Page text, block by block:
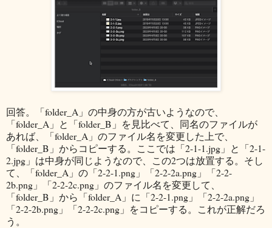
回答。「folder_A」の中身の方が古いようなので、
「folder_A」と「folder_B」を見比べて、同名のファイルが
あれば、「folder_A」のファイル名を変更した上で、
「folder_B」からコピーする。ここでは「2-1-1.jpg」と「2-1-
2.jpg」は中身が同じようなので、この2つは放置する。そし
て、「folder_A」の「2-2-1.png」「2-2-2a.png」「2-2-
2b.png」「2-2-2c.png」のファイル名を変更して、
「folder_B」から「folder_A」に「2-2-1.png」「2-2-2a.png」
「2-2-2b.png」「2-2-2c.png」をコピーする。これが正解だろ
う。